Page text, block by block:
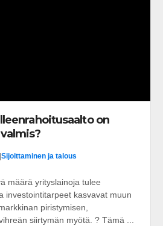
on
Sijoittaminen ja talous
määrä yrityslainoja tulee
investointitarpeet kasvavat muun
piristymisen,
siirtymän myötä. ? Tämä ...